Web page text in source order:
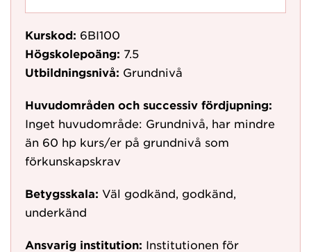
Kurskod: 6BI100
Högskolepoäng: 7.5
Utbildningsnivå: Grundnivå
Huvudområden och successiv fördjupning:
Inget huvudområde: Grundnivå, har mindre
än 60 hp kurs/er på grundnivå som
förkunskapskrav
Betygsskala: Väl godkänd, godkänd,
underkänd
Ansvarig institution: Institutionen för